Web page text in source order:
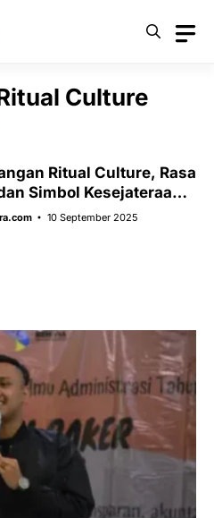
Culture
Ritual Culture, Rasa
Simbol Kesejateraan
Desa Torbang
10 September 2025